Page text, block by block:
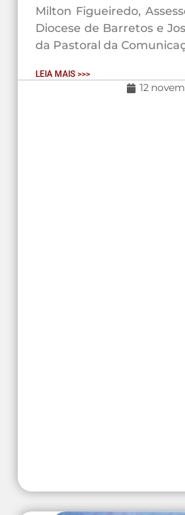
Milton Figueiredo,
Diocese de Barretos e
da Pastoral da
LEIA MAIS >>>
12